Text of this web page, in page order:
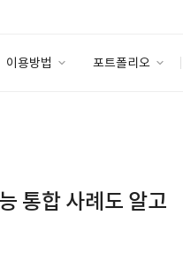
이용방법 포트폴리오
통합 사례도 알고